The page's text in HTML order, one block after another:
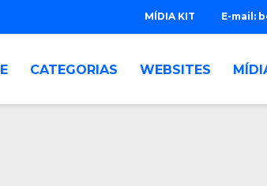
E-mail:
MÍDIA KIT
CATEGORIAS WEBSITES